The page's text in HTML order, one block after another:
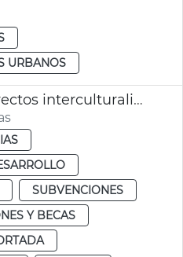
URBANOS
Subvenciones proyectos interculturalidad, prevención del racismo y la xenofobia
SUBVENCIONES
Y BECAS